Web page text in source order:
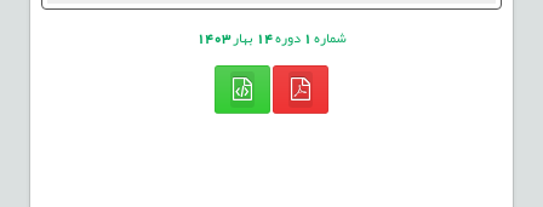
شماره1 دوره14بهار1403